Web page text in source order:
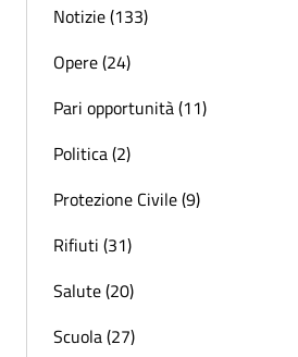
Notizie (133)
Opere (24)
Pari opportunità (11)
Politica (2)
Protezione Civile (9)
Rifiuti (31)
Salute (20)
Scuola (27)